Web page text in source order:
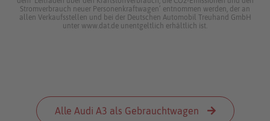
Stromverbrauch neuer Personenkraftwagen’ entnommen werden, der an
allen Verkaufsstellen und bei der Deutschen Automobil Treuhand GmbH
unter www.dat.de unentgeltlich erhältlich ist.
Alle Audi A3 als Gebrauchtwagen